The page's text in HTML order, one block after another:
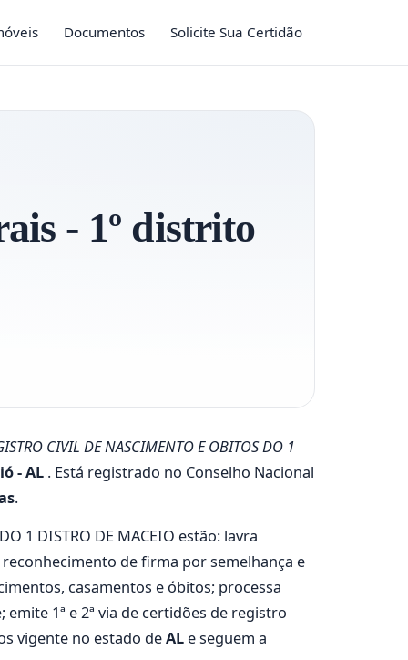
Documentos Solicite Sua Certidão
- 1º distrito
CIVIL DE NASCIMENTO E OBITOS DO 1
- AL . Está registrado no Conselho Nacional
.
1 DISTRO DE MACEIO estão: lavra
de firma por semelhança e
casamentos e óbitos; processa
1ª e 2ª via de certidões de registro
vigente no estado deAL e seguem a